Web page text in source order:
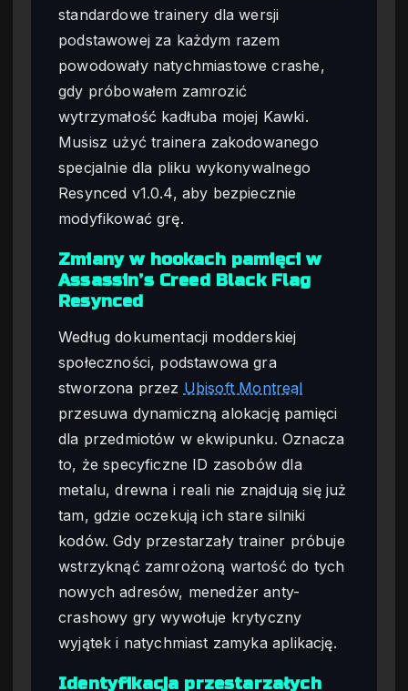
standardowe trainery dla wersji
podstawowej za każdym razem
powodowały natychmiastowe crashe,
gdy próbowałem zamrozić
wytrzymałość kadłuba mojej Kawki.
Musisz użyć trainera zakodowanego
specjalnie dla pliku wykonywalnego
Resynced v1.0.4, aby bezpiecznie
modyfikować grę.
Zmiany w hookach pamięci w
Assassin’s Creed Black Flag
Resynced
Według dokumentacji modderskiej
społeczności, podstawowa gra
stworzona przez Ubisoft Montreal
przesuwa dynamiczną alokację pamięci
dla przedmiotów w ekwipunku. Oznacza
to, że specyficzne ID zasobów dla
metalu, drewna i reali nie znajdują się już
tam, gdzie oczekują ich stare silniki
kodów. Gdy przestarzały trainer próbuje
wstrzyknąć zamrożoną wartość do tych
nowych adresów, menedżer anty-
crashowy gry wywołuje krytyczny
wyjątek i natychmiast zamyka aplikację.
Identyfikacja przestarzałych